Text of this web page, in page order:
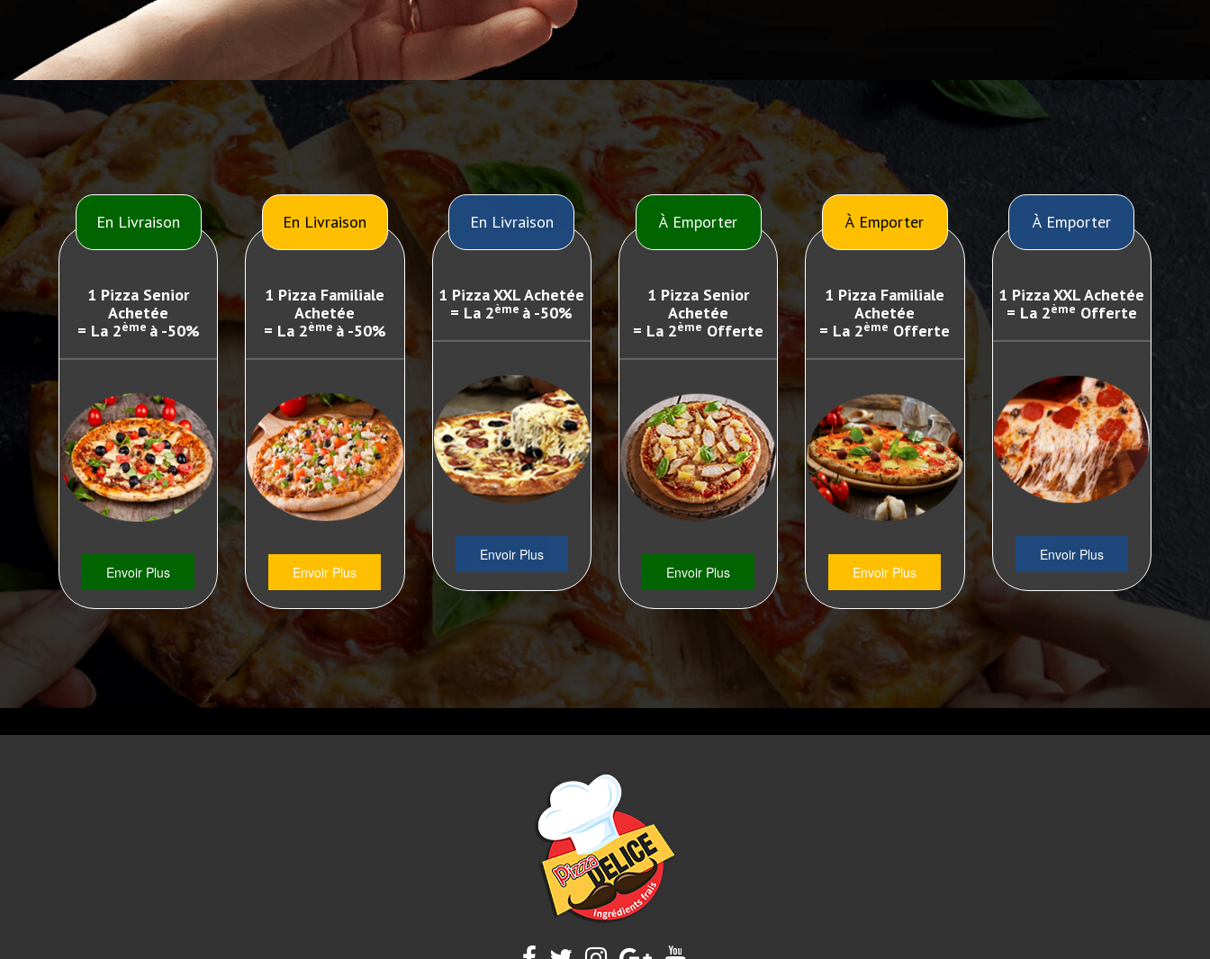
En Livraison
1 Pizza Senior
Achetée
= La 2ème à -50%
Envoir Plus
En Livraison
1 Pizza Familiale
Achetée
= La 2ème à -50%
Envoir Plus
En Livraison
1 Pizza XXL Achetée
= La 2ème à -50%
Envoir Plus
À Emporter
1 Pizza Senior
Achetée
= La 2ème Offerte
Envoir Plus
À Emporter
1 Pizza Familiale
Achetée
= La 2ème Offerte
Envoir Plus
À Emporter
1 Pizza XXL Achetée
= La 2ème Offerte
Envoir Plus